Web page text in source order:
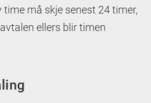
må skje senest 24 timer,
ellers blir timen